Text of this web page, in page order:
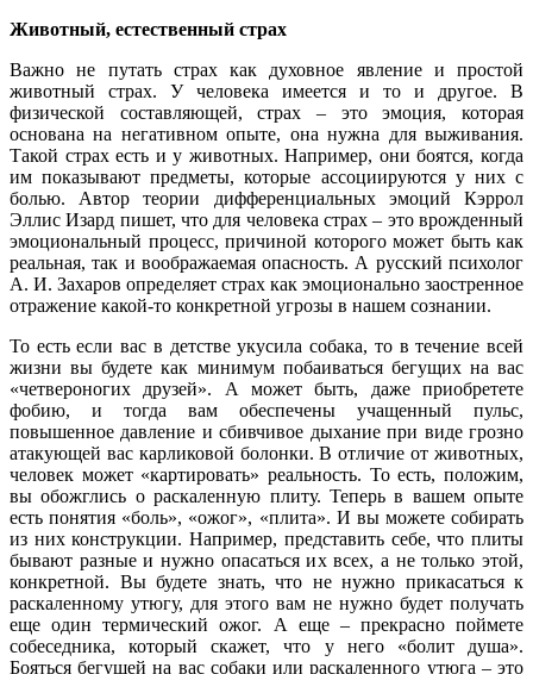
Животный, естественный страх
Важно не путать страх как духовное явление и простой
животный страх. У человека имеется и то и другое. В
физической составляющей, страх – это эмоция, которая
основана на негативном опыте, она нужна для выживания.
Такой страх есть и у животных. Например, они боятся, когда
им показывают предметы, которые ассоциируются у них с
болью. Автор теории дифференциальных эмоций Кэррол
Эллис Изард пишет, что для человека страх – это врожденный
эмоциональный процесс, причиной которого может быть как
реальная, так и воображаемая опасность. А русский психолог
А. И. Захаров определяет страх как эмоционально заостренное
отражение какой-то конкретной угрозы в нашем сознании.
То есть если вас в детстве укусила собака, то в течение всей
жизни вы будете как минимум побаиваться бегущих на вас
«четвероногих друзей». А может быть, даже приобретете
фобию, и тогда вам обеспечены учащенный пульс,
повышенное давление и сбивчивое дыхание при виде грозно
атакующей вас карликовой болонки. В отличие от животных,
человек может «картировать» реальность. То есть, положим,
вы обожглись о раскаленную плиту. Теперь в вашем опыте
есть понятия «боль», «ожог», «плита». И вы можете собирать
из них конструкции. Например, представить себе, что плиты
бывают разные и нужно опасаться их всех, а не только этой,
конкретной. Вы будете знать, что не нужно прикасаться к
раскаленному утюгу, для этого вам не нужно будет получать
еще один термический ожог. А еще – прекрасно поймете
собеседника, который скажет, что у него «болит душа».
Бояться бегущей на вас собаки или раскаленного утюга – это